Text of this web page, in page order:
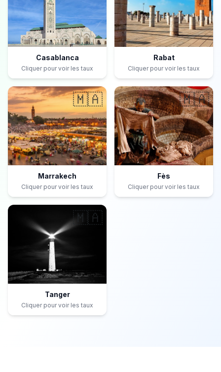
Casablanca
Cliquer pour voir les taux
Rabat
Cliquer pour voir les taux
🇲🇦
Marrakech
Cliquer pour voir les taux
🇲🇦
Fès
Cliquer pour voir les taux
🇲🇦
Tanger
Cliquer pour voir les taux